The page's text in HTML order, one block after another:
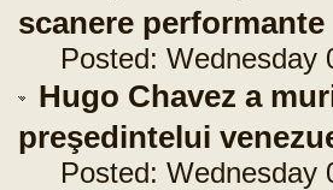
scanere performante
Posted: Wednesday
Hugo Chavez a
preşedintelui
Posted: Wednesday